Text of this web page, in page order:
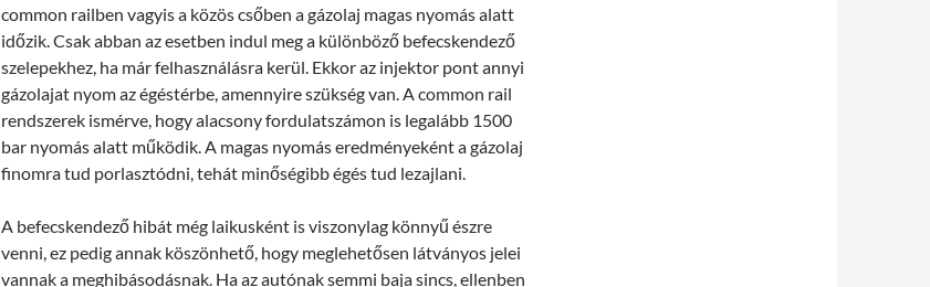
common railben vagyis a közös csőben a gázolaj magas nyomás alatt
időzik. Csak abban az esetben indul meg a különböző befecskendező
szelepekhez, ha már felhasználásra kerül. Ekkor az injektor pont annyi
gázolajat nyom az égéstérbe, amennyire szükség van. A common rail
rendszerek ismérve, hogy alacsony fordulatszámon is legalább 1500
bar nyomás alatt működik. A magas nyomás eredményeként a gázolaj
finomra tud porlasztódni, tehát minőségibb égés tud lezajlani.
A befecskendező hibát még laikusként is viszonylag könnyű észre
venni, ez pedig annak köszönhető, hogy meglehetősen látványos jelei
vannak a meghibásodásnak. Ha az autónak semmi baja sincs, ellenben